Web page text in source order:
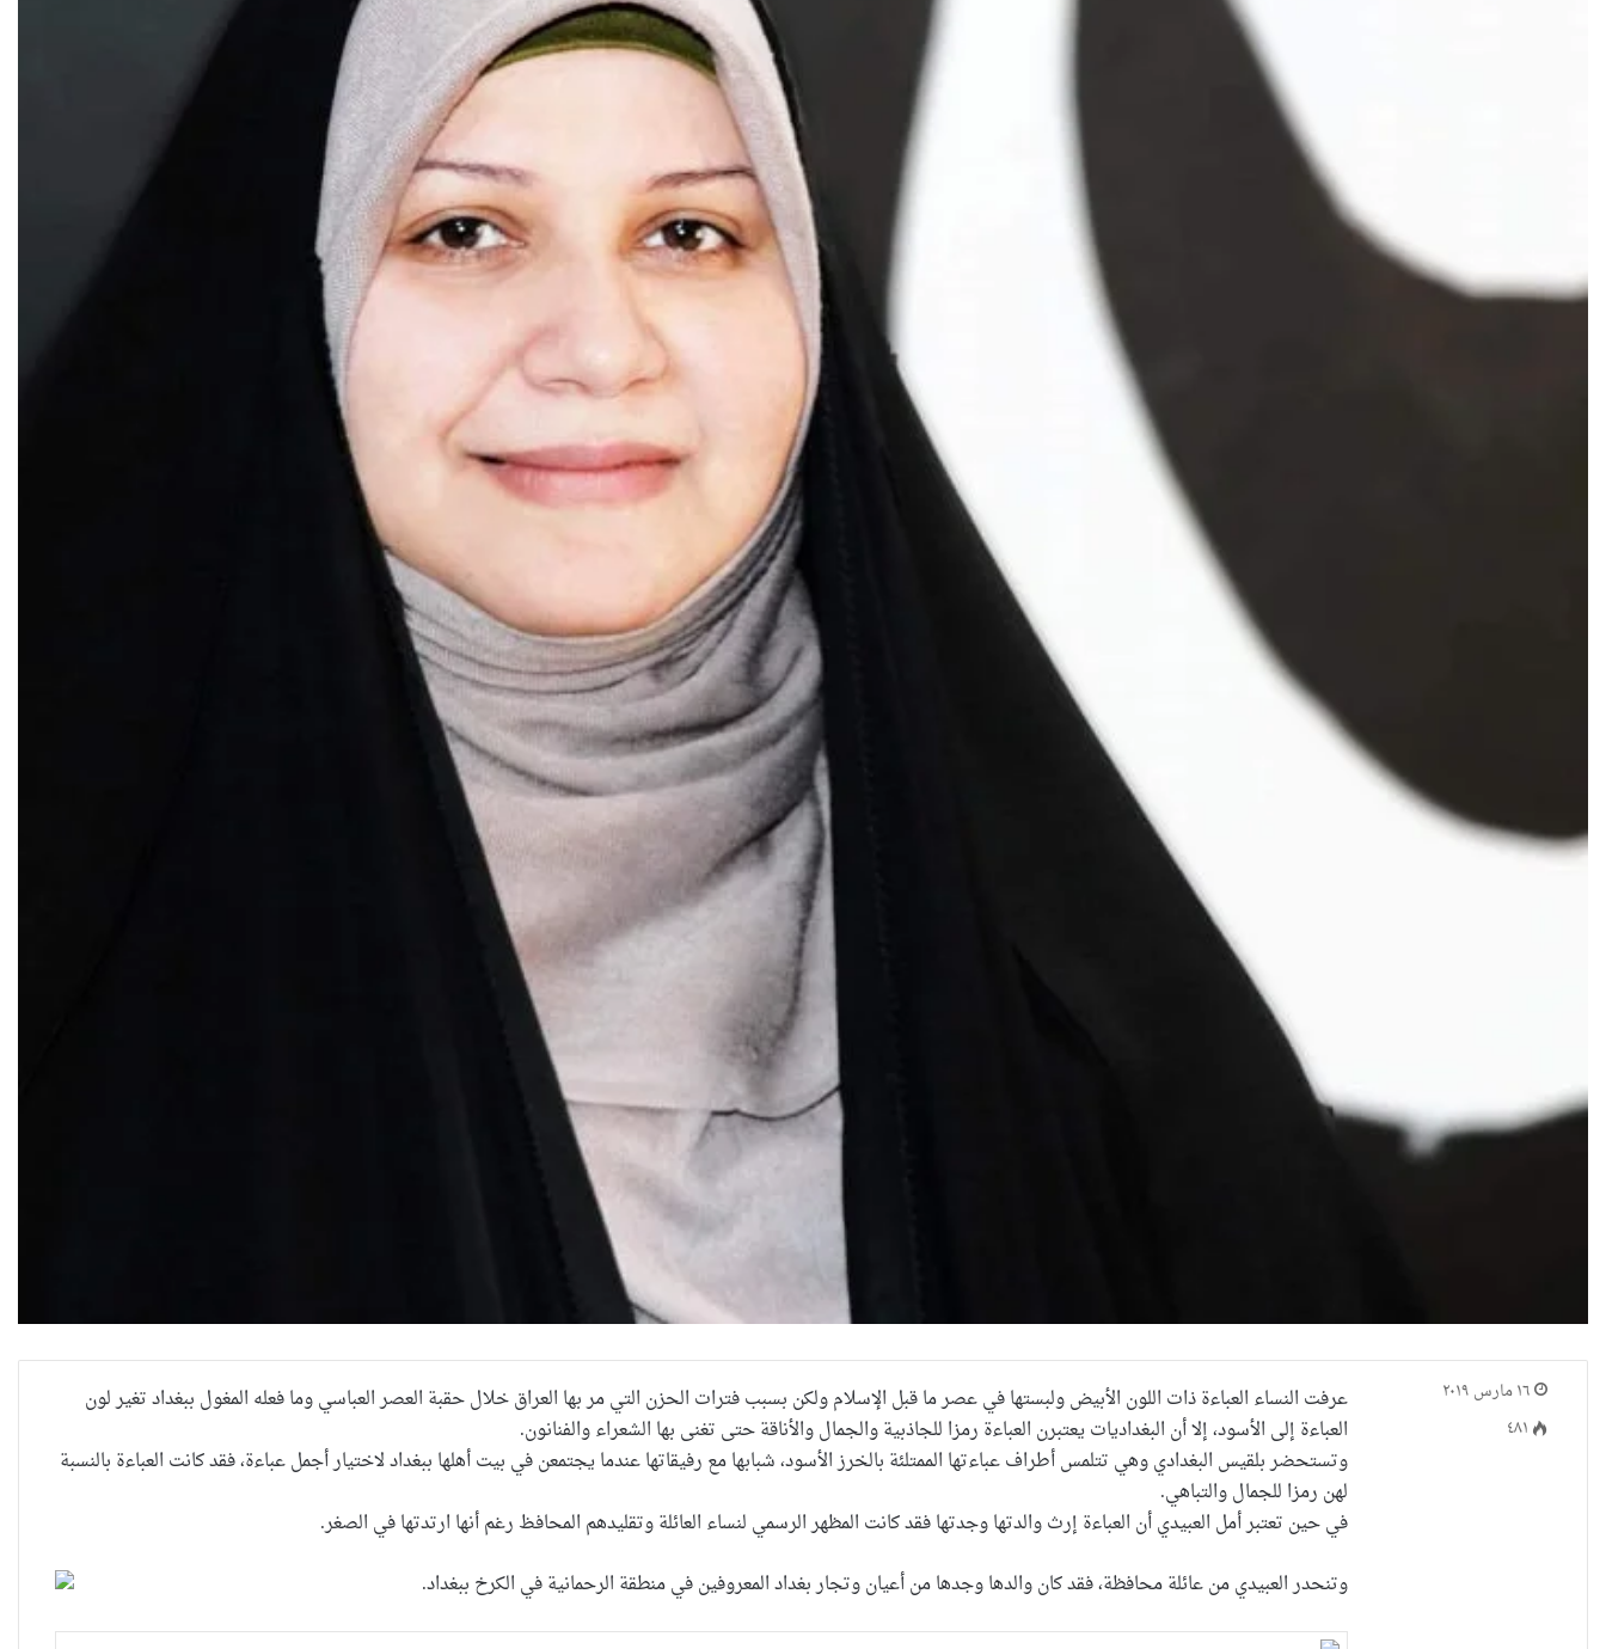
عرفت النساء العباءة ذات اللون الأبيض ولبستها في عصر ما قبل الإسلام ولكن بسبب فترات الحزن التي مر بها العراق خلال حقبة العصر العباسي وما فعله المغول ببغداد تغير لون
العباءة إلى الأسود، إلا أن البغداديات يعتبرن العباءة رمزا للجاذبية والجمال والأناقة حتى تغنى بها الشعراء والفنانون.
وتستحضر بلقيس البغدادي وهي تتلمس أطراف عباءتها الممتلئة بالخرز الأسود، شبابها مع رفيقاتها عندما يجتمعن في بيت أهلها ببغداد لاختيار أجمل عباءة، فقد كانت العباءة بالنسبة
لهن رمزا للجمال والتباهي.
في حين تعتبر أمل العبيدي أن العباءة إرث والدتها وجدتها فقد كانت المظهر الرسمي لنساء العائلة وتقليدهم المحافظ رغم أنها ارتدتها في الصغر.
وتنحدر العبيدي من عائلة محافظة، فقد كان والدها وجدها من أعيان وتجار بغداد المعروفين في منطقة الرحمانية في الكرخ ببغداد.
١٦ مارس ٢٠١٩
٤٨١